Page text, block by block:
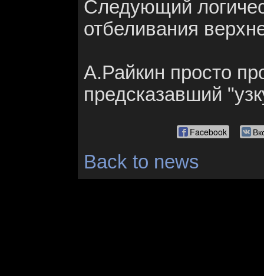
Следующий
отбеливания
А.Райкин просто
предсказавший
Facebook
Back to news